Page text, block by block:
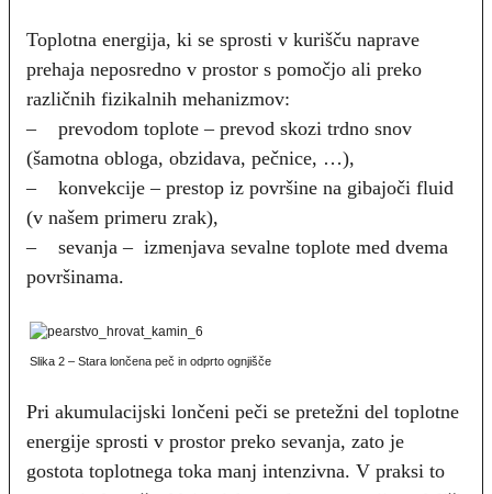
Toplotna energija, ki se sprosti v kurišču naprave
prehaja neposredno v prostor s pomočjo ali preko
različnih fizikalnih mehanizmov:
– prevodom toplote – prevod skozi trdno snov
(šamotna obloga, obzidava, pečnice, …),
– konvekcije – prestop iz površine na gibajoči fluid
(v našem primeru zrak),
– sevanja – izmenjava sevalne toplote med dvema
površinama.
Slika 2 – Stara lončena peč in odprto ognjišče
Pri akumulacijski lončeni peči se pretežni del toplotne
energije sprosti v prostor preko sevanja, zato je
gostota toplotnega toka manj intenzivna. V praksi to